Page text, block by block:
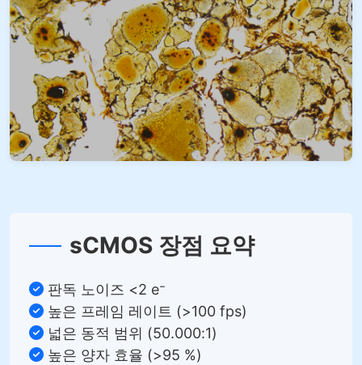
sCMOS 장점 요약
판독 노이즈 <2 e⁻
높은 프레임 레이트 (>100 fps)
넓은 동적 범위 (50.000:1)
높은 양자 효율 (>95 %)